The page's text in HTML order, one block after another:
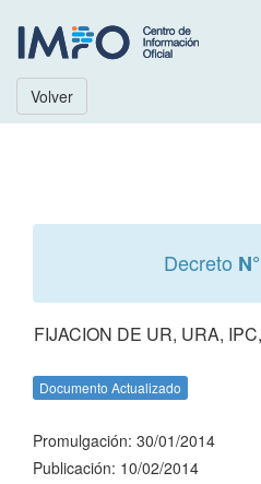
Volver
Decreto
FIJACION DE UR, URA,
Documento Actualizado
Promulgación: 30/01/2014
Publicación: 10/02/2014